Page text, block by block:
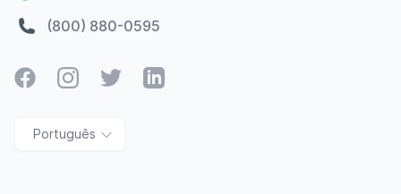
(800) 880-0595
FacebookInstagramTwitter LinkedIn
Português